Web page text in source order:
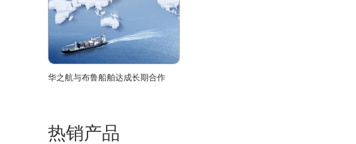
华之航与布鲁船舶达成长期合作
热销产品